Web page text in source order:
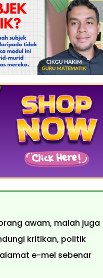
awam, malah juga
kritikan, politik
e-mel sebenar